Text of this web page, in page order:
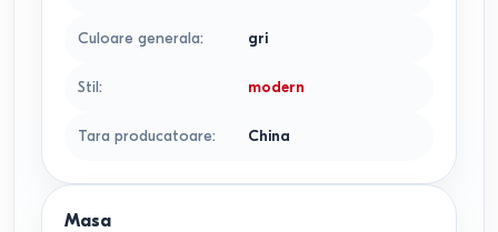
Culoare generala: gri
Stil: modern
Tara producatoare: China
Masa